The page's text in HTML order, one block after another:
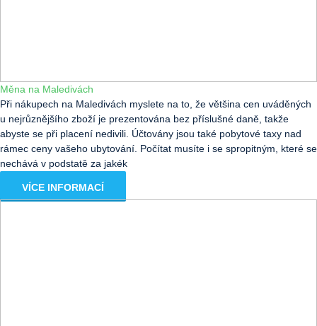
Měna na Maledivách
Při nákupech na Maledivách myslete na to, že většina cen uváděných
u nejrůznějšího zboží je prezentována bez příslušné daně, takže
abyste se při placení nedivili. Účtovány jsou také pobytové taxy nad
rámec ceny vašeho ubytování. Počítat musíte i se spropitným, které se
nechává v podstatě za jakék
VÍCE INFORMACÍ